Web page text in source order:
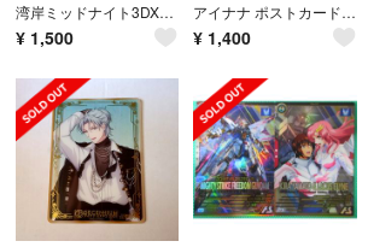
湾岸ミッドナイト3DX+ 新品カード
¥ 1,500
アイナナ ポストカード 種村有菜先生 6th Anniversary 二階堂大和
¥ 1,400